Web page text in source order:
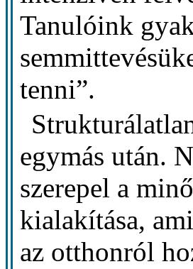
Tanulóink
tenni”.
egymás után.
szerepel a
kialakítása,
az otthonról